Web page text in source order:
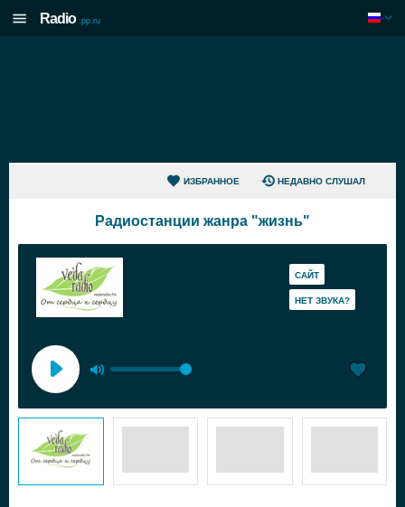
Radio .pp.ru
ИЗБРАННОЕ НЕДАВНО СЛУШАЛ
Радиостанции жанра "жизнь"
САЙТ
HЕТ ЗВУКА?